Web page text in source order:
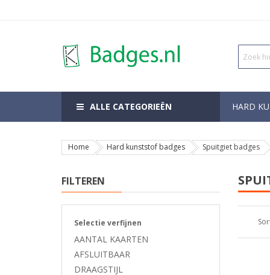
ALLE CATEGORIEËN HARD
Home Hard kunststof badges Spuitgiet badges
FILTEREN
Selectie verfijnen
AANTAL KAARTEN
AFSLUITBAAR
DRAAGSTIJL